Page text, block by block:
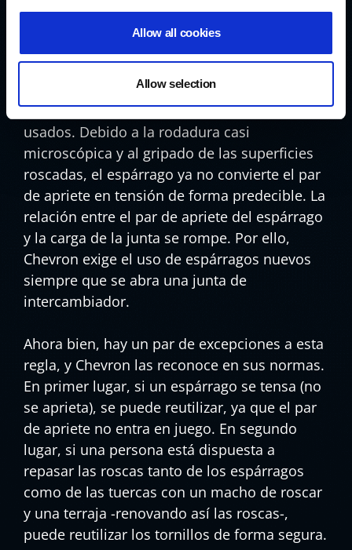
Allow all cookies
Allow selection
los espárragos se aprieten a 600 lb-pie
que prevé.
Y ése es el problema de los espárragos
usados. Debido a la rodadura casi
microscópica y al gripado de las superficies
roscadas, el espárrago ya no convierte el par
de apriete en tensión de forma predecible. La
relación entre el par de apriete del espárrago
y la carga de la junta se rompe. Por ello,
Chevron exige el uso de espárragos nuevos
siempre que se abra una junta de
intercambiador.
Ahora bien, hay un par de excepciones a esta
regla, y Chevron las reconoce en sus normas.
En primer lugar, si un espárrago se tensa (no
se aprieta), se puede reutilizar, ya que el par
de apriete no entra en juego. En segundo
lugar, si una persona está dispuesta a
repasar las roscas tanto de los espárragos
como de las tuercas con un macho de roscar
y una terraja -renovando así las roscas-,
puede reutilizar los tornillos de forma segura.